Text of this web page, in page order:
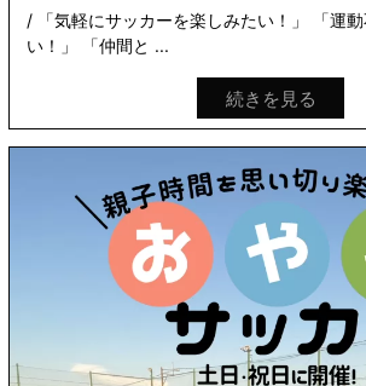
/ 「気軽にサッカーを楽しみたい！」 「運
い！」 「仲間と ...
続きを見る